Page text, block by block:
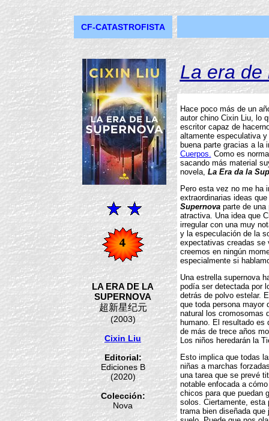
CF-CATASTROFISTA
LA ERA DE LA
SUPERNOVA
超新星纪元
(2003)
Cixin Liu
Editorial:
Ediciones B
(2020)
Colección:
Nova
La era de
Hace poco más de un
autor chino Cixin Liu, lo
escritor capaz de
altamente especulativa
buena parte gracias a la
Cuerpos. Como es
sacando más material
novela, La Era da la
Pero esta vez no me ha
extraordinarias ideas
Supernovaparte de una
atractiva. Una idea que
irregular con una muy
y la especulación de la
expectativas creadas se
creemos en ningún
especialmente si
Una estrella supernova
podía ser detectada por
detrás de polvo estelar.
que toda persona mayor
natural los cromosomas
humano. El resultado es
de más de trece años
Los niños heredarán la
Esto implica que todas
niñas a marchas
una tarea que se prevé
notable enfocada a
chicos para que puedan
solos. Ciertamente, esta
trama bien diseñada